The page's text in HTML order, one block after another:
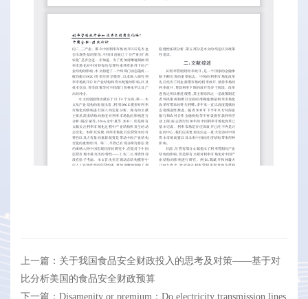
上一篇：关于我国食品安全财政投入的思考及对策——基于对
比分析美国的食品安全财政预算
下一篇：Disamenity or premium：Do electricity transmission lines